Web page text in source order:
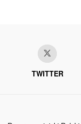
TWITTER